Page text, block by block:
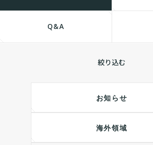
Q&A
絞り込む
お知らせ
海外領域